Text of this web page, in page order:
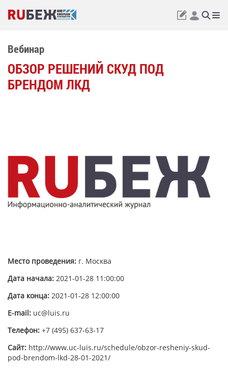
Вебинар
ОБЗОР РЕШЕНИЙ СКУД ПОД
БРЕНДОМ ЛКД
Место проведения: г. Москва
Дата начала: 2021-01-28 11:00:00
Дата конца: 2021-01-28 12:00:00
E-mail: uc@luis.ru
Телефон: +7 (495) 637-63-17
Сайт: http://www.uc-luis.ru/schedule/obzor-resheniy-skud-
pod-brendom-lkd-28-01-2021/